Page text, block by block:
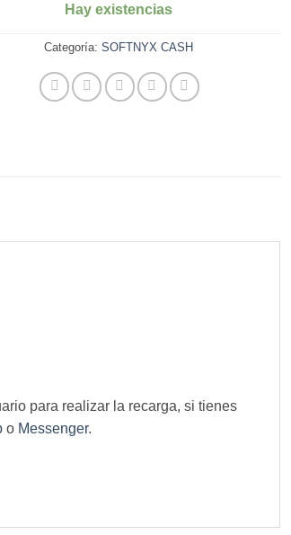
Hay existencias
Categoría:SOFTNYX CASH
para realizar la recarga, si tienes
o Messenger.